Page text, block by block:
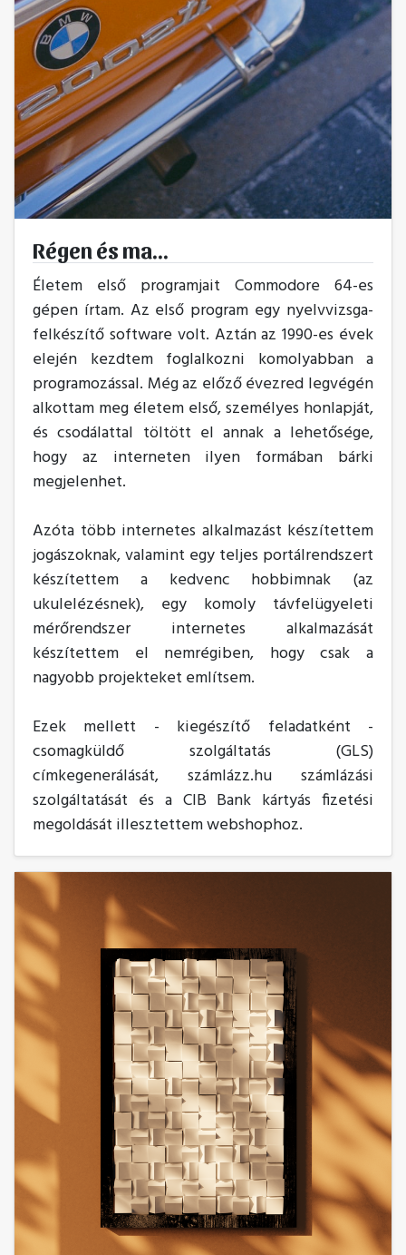
Régen és ma...
Életem első programjait Commodore 64-es
gépen írtam. Az első program egy nyelvvizsga-
felkészítő software volt. Aztán az 1990-es évek
elején kezdtem foglalkozni komolyabban a
programozással. Még az előző évezred legvégén
alkottam meg életem első, személyes honlapját,
és csodálattal töltött el annak a lehetősége,
hogy az interneten ilyen formában bárki
megjelenhet.
Azóta több internetes alkalmazást készítettem
jogászoknak, valamint egy teljes portálrendszert
készítettem a kedvenc hobbimnak (az
ukulelézésnek), egy komoly távfelügyeleti
mérőrendszer internetes alkalmazását
készítettem el nemrégiben, hogy csak a
nagyobb projekteket említsem.
Ezek mellett - kiegészítő feladatként -
csomagküldő szolgáltatás (GLS)
címkegenerálását, számlázz.hu számlázási
szolgáltatását és a CIB Bank kártyás fizetési
megoldását illesztettem webshophoz.